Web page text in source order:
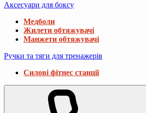
Аксесуари для боксу
Медболи
Жилети обтяжувачі
Манжети обтяжувачі
Ручки та тяги для тренажерів
Силові фітнес станції